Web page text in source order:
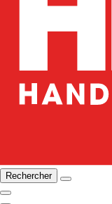
Rechercher